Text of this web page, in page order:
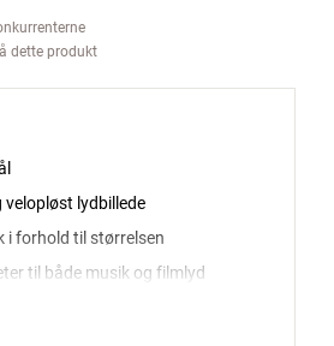
dette produkt
lydbillede
i forhold til størrelsen
til både musik og filmlyd